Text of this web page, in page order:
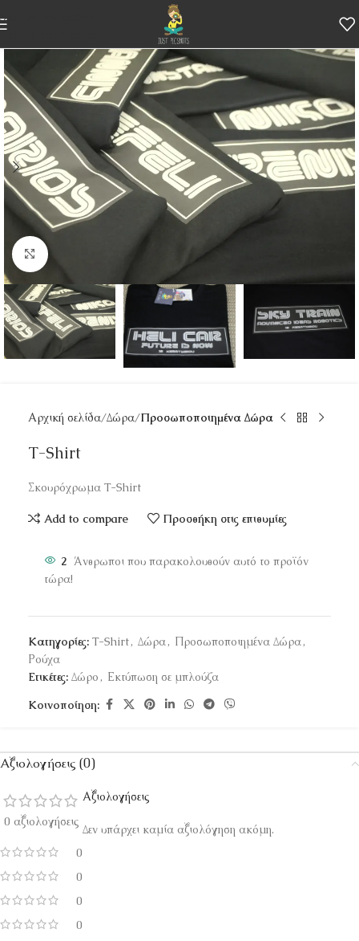
Skip to navigation
Skip to main content
Κάντε κλικ για μεγέθυνση
Αρχική σελίδα Δώρα Προσωποποιημένα Δώρα
T-Shirt
Σκουρόχρωμα T-Shirt
Add to compare Προσθήκη στις επιθυμίες
2 Άνθρωποι που παρακολουθούν αυτό το προϊόν
τώρα!
Κατηγορίες: T-Shirt, Δώρα, Προσωποποιημένα Δώρα,
Ρούχα
Ετικέτες: Δώρο , Εκτύπωση σε μπλούζα
Κοινοποίηση:
Αξιολογήσεις (0)
0 αξιολογήσεις
0
0
0
0
Αξιολογήσεις
Δεν υπάρχει καμία αξιολόγηση ακόμη.